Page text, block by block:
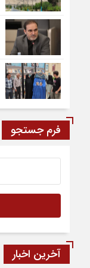
فرم جستجو
آخرین اخبار